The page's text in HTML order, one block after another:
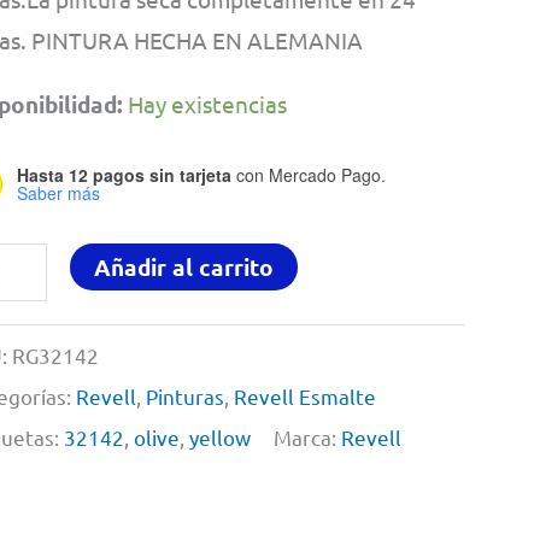
PINTURA HECHA EN ALEMANIA
Hay existencias
Hasta 12 pagos sin tarjetacon Mercado Pago.
Saber más
Añadir al carrito
RG32142
Revell, Pinturas, Revell Esmalte
32142, olive, yellow Marca: Revell